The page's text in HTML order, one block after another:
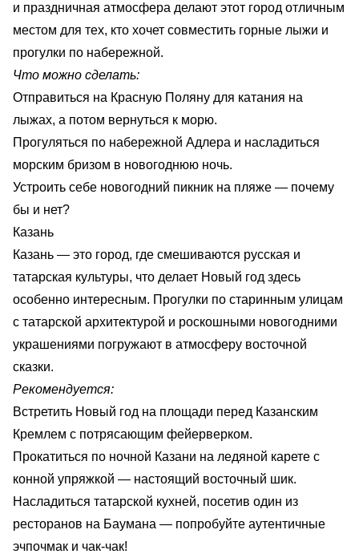
и праздничная атмосфера делают этот город отличным
местом для тех, кто хочет совместить горные лыжи и
прогулки по набережной.
Что можно сделать:
Отправиться на Красную Поляну для катания на
лыжах, а потом вернуться к морю.
Прогуляться по набережной Адлера и насладиться
морским бризом в новогоднюю ночь.
Устроить себе новогодний пикник на пляже — почему
бы и нет?
Казань
Казань — это город, где смешиваются русская и
татарская культуры, что делает Новый год здесь
особенно интересным. Прогулки по старинным улицам
с татарской архитектурой и роскошными новогодними
украшениями погружают в атмосферу восточной
сказки.
Рекомендуется:
Встретить Новый год на площади перед Казанским
Кремлем с потрясающим фейерверком.
Прокатиться по ночной Казани на ледяной карете с
конной упряжкой — настоящий восточный шик.
Насладиться татарской кухней, посетив один из
ресторанов на Баумана — попробуйте аутентичные
эчпочмак и чак-чак!